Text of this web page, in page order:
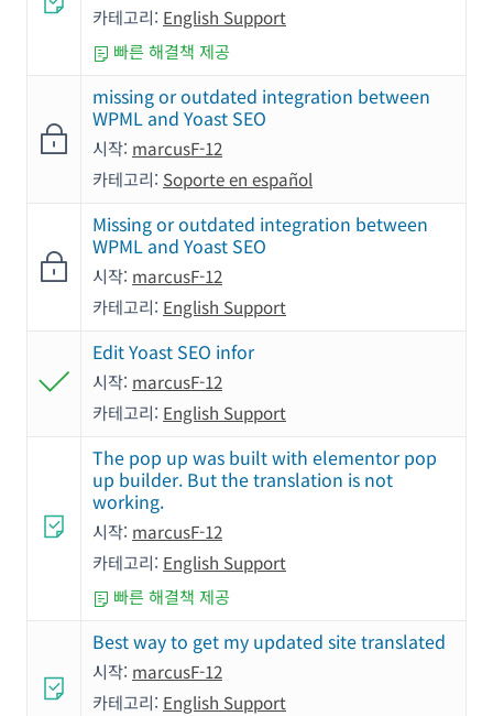
카테고리: English Support
빠른 해결책 제공
missing or outdated integration between
WPML and Yoast SEO
시작: marcusF-12
카테고리: Soporte en español
Missing or outdated integration between
WPML and Yoast SEO
시작: marcusF-12
카테고리: English Support
Edit Yoast SEO infor
시작: marcusF-12
카테고리: English Support
The pop up was built with elementor pop
up builder. But the translation is not
working.
시작: marcusF-12
카테고리: English Support
빠른 해결책 제공
Best way to get my updated site translated
시작: marcusF-12
카테고리: English Support